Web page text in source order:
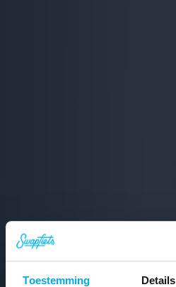
Toestemming Details